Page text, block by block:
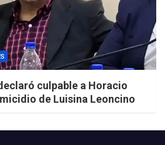
culpable a Horacio
de Luisina Leoncino